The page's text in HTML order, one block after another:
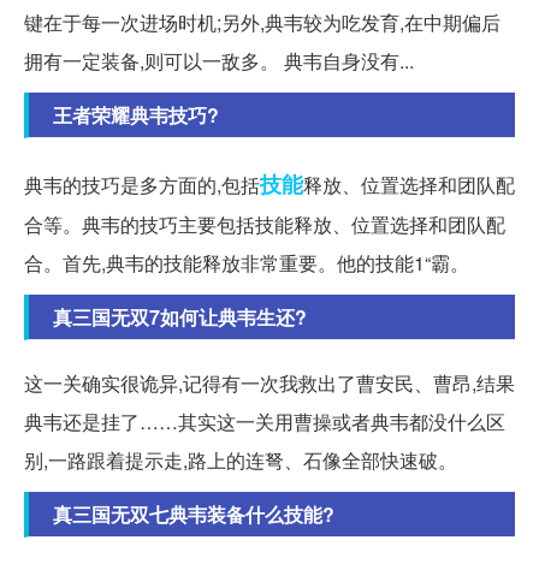
键在于每一次进场时机;另外,典韦较为吃发育,在中期偏后
拥有一定装备,则可以一敌多。 典韦自身没有...
王者荣耀典韦技巧?
典韦的技巧是多方面的,包括技能释放、位置选择和团队配
合等。典韦的技巧主要包括技能释放、位置选择和团队配
合。首先,典韦的技能释放非常重要。他的技能1“霸。
真三国无双7如何让典韦生还?
这一关确实很诡异,记得有一次我救出了曹安民、曹昂,结果
典韦还是挂了……其实这一关用曹操或者典韦都没什么区
别,一路跟着提示走,路上的连弩、石像全部快速破。
真三国无双七典韦装备什么技能?